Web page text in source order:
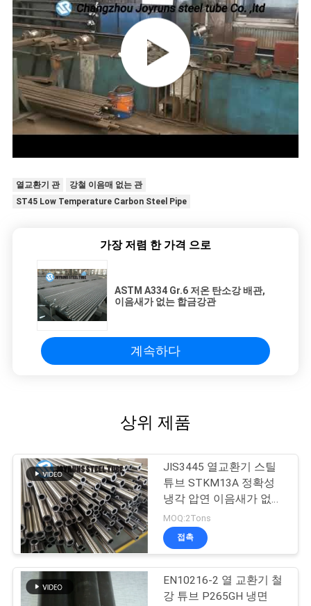
열교환기 관
강철 이음매 없는 관
ST45 Low Temperature Carbon Steel Pipe
가장 저렴 한 가격 으로
ASTM A334 Gr.6 저온 탄소강 배관,
이음새가 없는 합금강관
계속하다
상위 제품
JIS3445 열교환기 스틸
튜브 STKM13A 정확성
냉각 압연 이음새가 없는
스테인레스 강철 튜브
MOQ:2Tons
접촉
EN10216-2 열 교환기 철
강 튜브 P265GH 냉면